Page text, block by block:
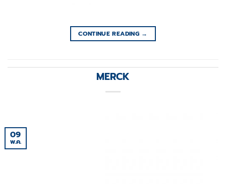
CONTINUE READING →
MERCK
09
พ.ค.